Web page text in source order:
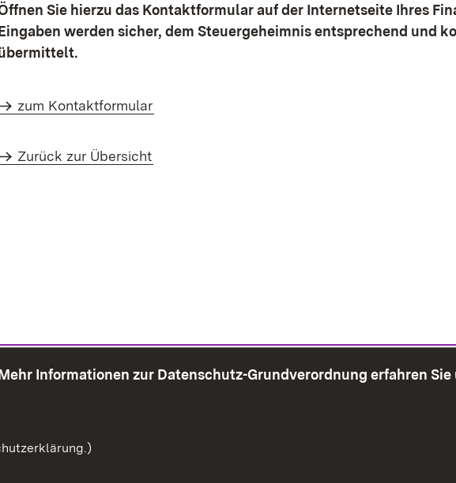
Sie hierzu das Kontaktformular auf der Internetseite Ihres
werden sicher, dem Steuergeheimnis entsprechend und
zum Kontaktformular
Zurück zur Übersicht
Informationen zur Datenschutz-Grundverordnung erfahren Sie